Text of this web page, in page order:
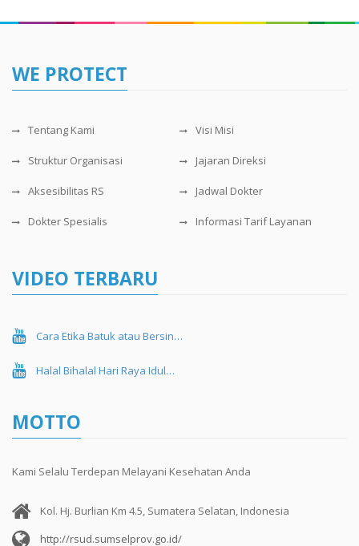
WE PROTECT
Tentang Kami Visi Misi
Struktur Organisasi Jajaran Direksi
Aksesibilitas RS Jadwal Dokter
Dokter Spesialis Informasi Tarif Layanan
VIDEO TERBARU
Cara Etika Batuk atau Bersin…
Halal Bihalal Hari Raya Idul…
MOTTO
Kami Selalu Terdepan Melayani Kesehatan Anda
Kol. Hj. Burlian Km 4.5, Sumatera Selatan, Indonesia
http://rsud.sumselprov.go.id/